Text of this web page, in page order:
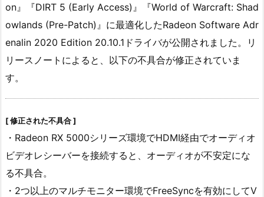
on』『DIRT 5 (Early Access)』『World of Warcraft: Shad
owlands (Pre-Patch)』に最適化したRadeon Software Adr
enalin 2020 Edition 20.10.1ドライバが公開されました。リ
リースノートによると、以下の不具合が修正されていま
す。
[ 修正された不具合 ]
・Radeon RX 5000シリーズ環境でHDMI経由でオーディオ
ビデオレシーバーを接続すると、オーディオが不安定にな
る不具合。
・2つ以上のマルチモニター環境でFreeSyncを有効にしてV